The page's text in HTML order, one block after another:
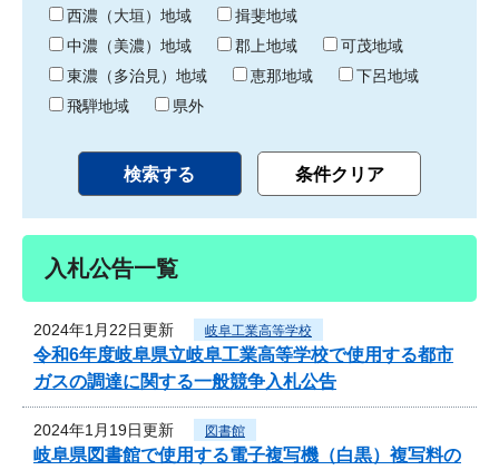
り 西濃（大垣）地域
揖斐地域
中濃（美濃）地域
郡上地域
可茂地域
東濃（多治見）地域
恵那地域
下呂地域
飛騨地域
県外
入札公告一覧
2024年1月22日更新 岐阜工業高等学校
令和6年度岐阜県立岐阜工業高等学校で使用する都市
ガスの調達に関する一般競争入札公告
2024年1月19日更新 図書館
岐阜県図書館で使用する電子複写機（白黒）複写料の